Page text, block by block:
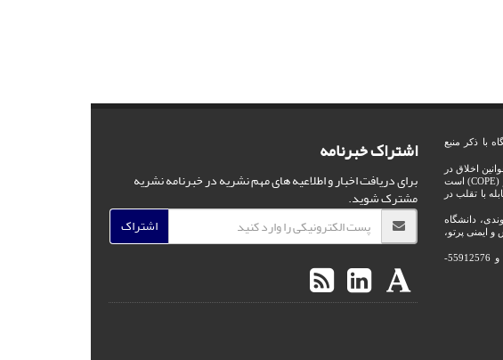
با ذکر منبع
اخلاق در
نشریات تابع قوانین کمیته اخلاق در انتشار (COPE) است
با تقلب در
قطب راوندی، دانشگاه
ایمنی پرتو،
55913043-031 و 55912571-031 و 55912576-
اشتراک خبرنامه
برای دریافت اخبار و اطلاعیه های مهم نشریه در خبرنامه نشریه
مشترک شوید.
اشتراک